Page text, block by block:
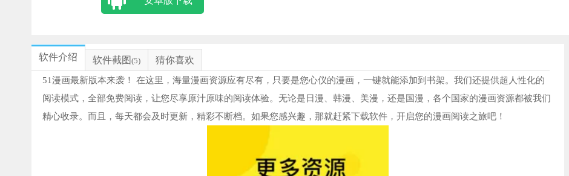
软件介绍 软件截图 (5) 猜你喜欢
51漫画最新版本来袭！ 在这里，海量漫画资源应有尽有，只要是您心仪的漫画，一键就能添加到书架。我们还提供超人性化的
阅读模式，全部免费阅读，让您尽享原汁原味的阅读体验。无论是日漫、韩漫、美漫，还是国漫，各个国家的漫画资源都被我们
精心收录。而且，每天都会及时更新，精彩不断档。如果您感兴趣，那就赶紧下载软件，开启您的漫画阅读之旅吧！